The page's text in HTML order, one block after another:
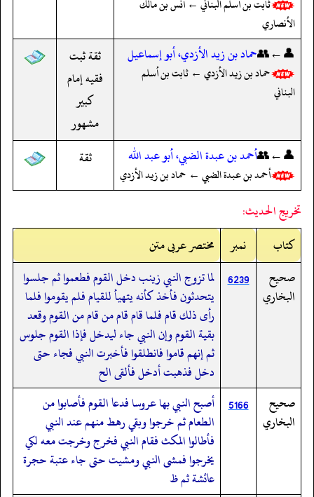
ثابت بن أسلم البناني ← أنس بن مالك
الأنصاري
👤←👥حماد بن زيد الأزدي، أبو إسماعيل
حماد بن زيد الأزدي ← ثابت بن أسلم
البناني
ثقة ثبت
فقيه إمام
كبير
مشهور
👤←👥أحمد بن عبدة الضبي، أبو عبد الله
أحمد بن عبدة الضبي ← حماد بن زيد الأزدي
ثقة
تخريج الحديث:
کتاب
نمبر
مختصر عربی متن
صحيح
البخاري
6239 لما تزوج النبي زينب دخل القوم فطعموا ثم جلسوا
يتحدثون فأخذ كأنه يتهيأ للقيام فلم يقوموا فلما
رأى ذلك قام فلما قام قام من قام من القوم وقعد
بقية القوم وإن النبي جاء ليدخل فإذا القوم جلوس
ثم إنهم قاموا فانطلقوا فأخبرت النبي فجاء حتى
دخل فذهبت أدخل فألقى الح
صحيح
البخاري
5166
أصبح النبي بها عروسا فدعا القوم فأصابوا من
الطعام ثم خرجوا وبقي رهط منهم عند النبي
فأطالوا المكث فقام النبي فخرج وخرجت معه لكي
يخرجوا فمشى النبي ومشيت حتى جاء عتبة حجرة
عائشة ثم ظ